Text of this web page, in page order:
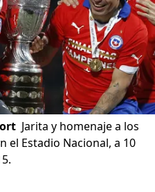
Jarita y homenaje a los
el Estadio Nacional, a 10